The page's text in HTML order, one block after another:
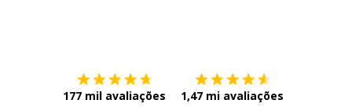
177 mil avaliações 1,47 mi avaliações